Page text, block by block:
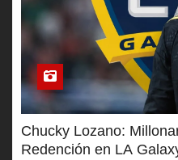
Chucky Lozano:
Redención en LA